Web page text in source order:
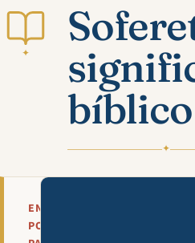
✦
bíblico
✦
EN
POCAS
Mira esta